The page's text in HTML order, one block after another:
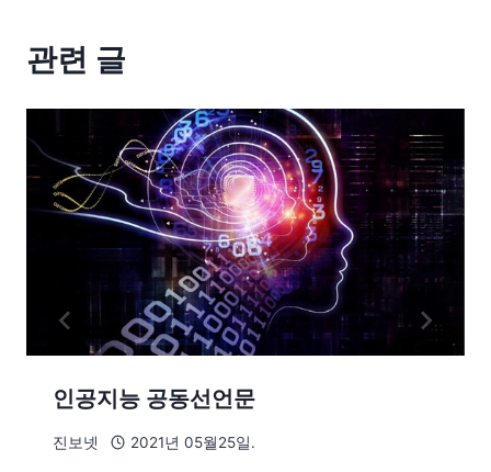
관련 글
인공지능 공동선언문
진보넷 2021년 05월25일.